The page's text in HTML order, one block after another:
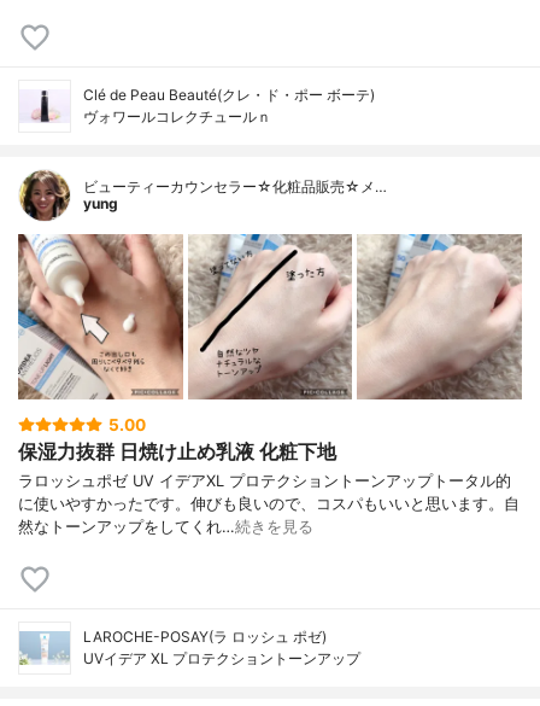
Clé de Peau Beauté(クレ・ド・ポー ボーテ)
ヴォワールコレクチュールｎ
ビューティーカウンセラー☆化粧品販売☆メ…
yung
5.00
保湿力抜群 日焼け止め乳液 化粧下地
ラロッシュポゼ UV イデアXL プロテクショントーンアップトータル的
に使いやすかったです。伸びも良いので、コスパもいいと思います。自
然なトーンアップをしてくれ…続きを見る
LAROCHE-POSAY(ラ ロッシュ ポゼ)
UVイデア XL プロテクショントーンアップ